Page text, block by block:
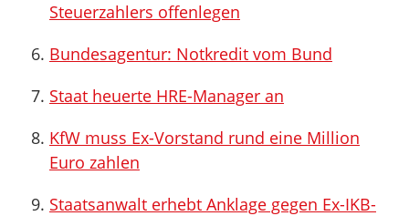
Steuerzahlers offenlegen
Bundesagentur: Notkredit vom Bund
Staat heuerte HRE-Manager an
KfW muss Ex-Vorstand rund eine Million
Euro zahlen
Staatsanwalt erhebt Anklage gegen Ex-IKB-